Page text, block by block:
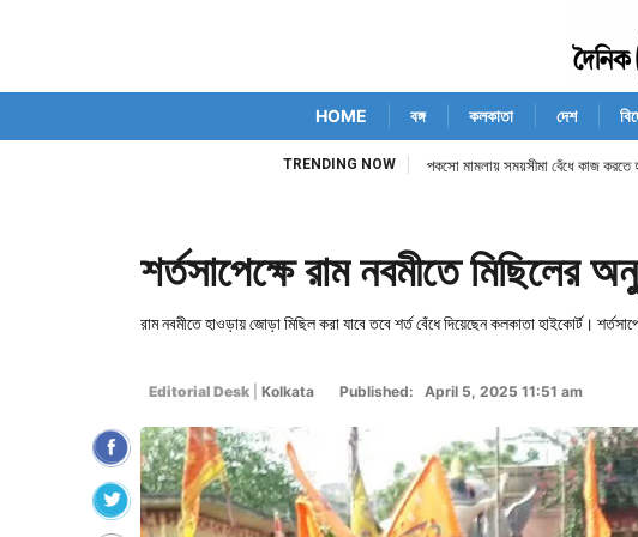
HOME বঙ্গ কলকাতা দেশ
TRENDING NOW পকসো মামলায় সময়সীমা বেঁধে কাজ করতে
শর্তসাপেক্ষে রাম নবমীতে মিছিলের
রাম নবমীতে হাওড়ায় জোড়া মিছিল করা যাবে তবে শর্ত বেঁধে দিয়েছেন কলকাতা হাইকোর্ট।
Editorial Desk Kolkata Published: April 5, 2025 11:51 am